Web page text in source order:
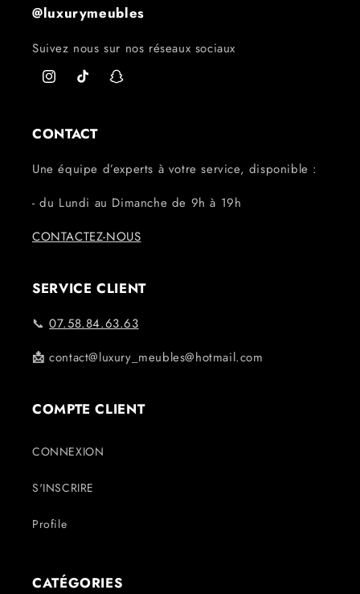
@luxurymeubles
Suivez nous sur nos réseaux sociaux
InstagramTikTok Snapchat
CONTACT
Une équipe d’experts à votre service, disponible :
- du Lundi au Dimanche de 9h à 19h
CONTACTEZ-NOUS
SERVICE CLIENT
📞07.58.84.63.63
📩contact@luxury_meubles@hotmail.com
COMPTE CLIENT
CONNEXION
S'INSCRIRE
Profile
CATÉGORIES